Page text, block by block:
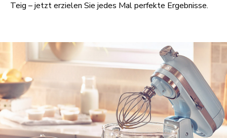
Teig – jetzt erzielen Sie jedes Mal perfekte Ergebnisse.